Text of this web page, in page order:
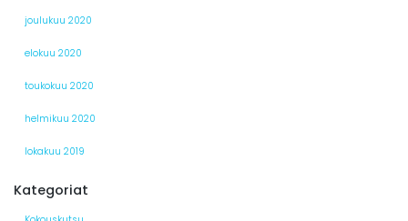
joulukuu 2020
elokuu 2020
toukokuu 2020
helmikuu 2020
lokakuu 2019
Kategoriat